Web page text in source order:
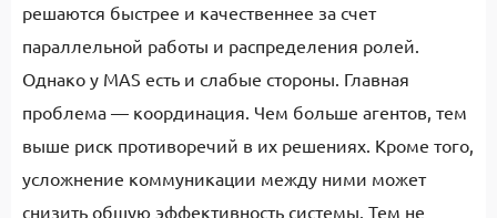
решаются быстрее и качественнее за счет
параллельной работы и распределения ролей.
Однако у MAS есть и слабые стороны. Главная
проблема — координация. Чем больше агентов, тем
выше риск противоречий в их решениях. Кроме того,
усложнение коммуникации между ними может
снизить общую эффективность системы. Тем не